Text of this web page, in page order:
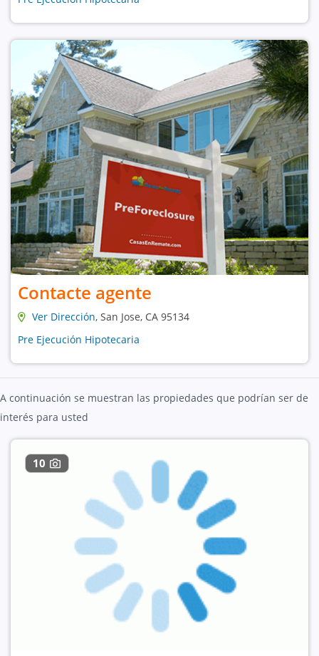
Contacte agente
Ver Dirección, San Jose, CA 95134
Pre Ejecución Hipotecaria
A continuación se muestran las propiedades que podrían ser de
interés para usted
10